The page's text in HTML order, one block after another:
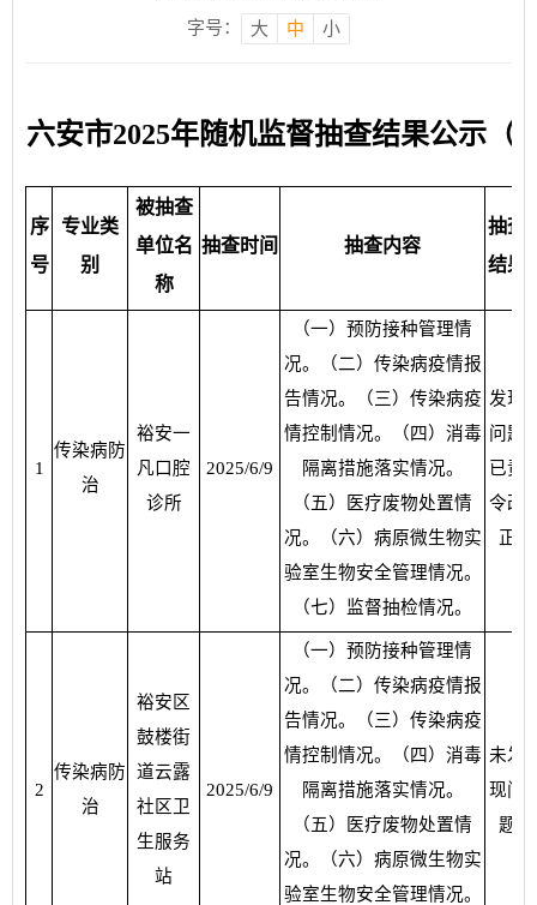
字号：
大 中 小
六安市2025年随机监督抽查结果公示（
序
号
专业类
别
被抽查
单位名
称
抽查时间 抽查内容
抽查
结果
1
传染病防
治
裕安一
凡口腔
诊所
2025/6/9
（一）预防接种管理情
况。（二）传染病疫情报
告情况。（三）传染病疫
情控制情况。（四）消毒
隔离措施落实情况。
（五）医疗废物处置情
况。（六）病原微生物实
验室生物安全管理情况。
（七）监督抽检情况。
发现
问题
已责
令改
正
2
传染病防
治
裕安区
鼓楼街
道云露
社区卫
生服务
站
2025/6/9
（一）预防接种管理情
况。（二）传染病疫情报
告情况。（三）传染病疫
情控制情况。（四）消毒
隔离措施落实情况。
（五）医疗废物处置情
况。（六）病原微生物实
验室生物安全管理情况。
未发
现问
题